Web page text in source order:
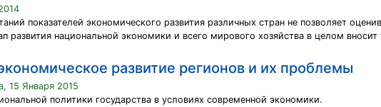
показателей экономического развития различных стран не позволяет
развития национальной экономики и всего мирового хозяйства в целом
развитие регионов и их проблемы
15 Января 2015
политики государства в условиях современной экономики.